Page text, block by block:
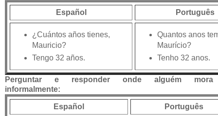
Español Português
¿Cuántos años tienes,
Mauricio?
Tengo 32 años.
Quantos anos
Maurício?
Tenho 32 anos.
Perguntar e responder onde alguém mora
informalmente:
Español Português